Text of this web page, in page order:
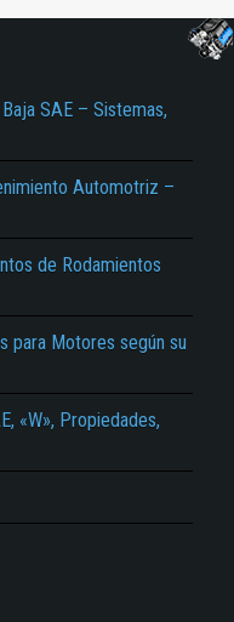
SAE – Sistemas,
Automotriz –
de Rodamientos
para Motores según su
«W», Propiedades,
el contenido.
son erróneos.
el contenido.